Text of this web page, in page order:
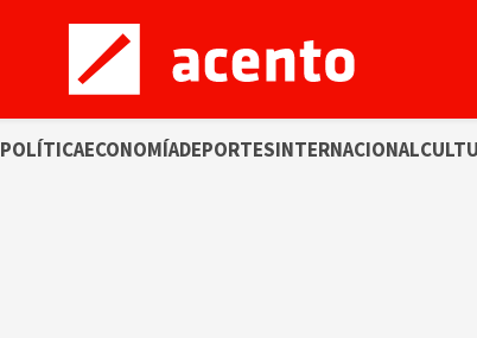
POLÍTICAECONOMÍADEPORTESINTERNACIONAL